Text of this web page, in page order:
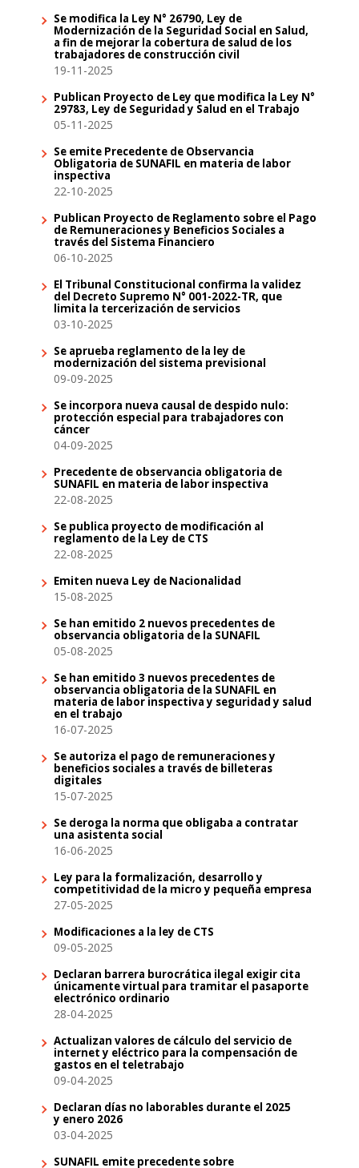
Se modifica la Ley N° 26790, Ley de
Modernización de la Seguridad Social en Salud,
a fin de mejorar la cobertura de salud de los
trabajadores de construcción civil
19-11-2025
Publican Proyecto de Ley que modifica la Ley N°
29783, Ley de Seguridad y Salud en el Trabajo
05-11-2025
Se emite Precedente de Observancia
Obligatoria de SUNAFIL en materia de labor
inspectiva
22-10-2025
Publican Proyecto de Reglamento sobre el Pago
de Remuneraciones y Beneficios Sociales a
través del Sistema Financiero
06-10-2025
El Tribunal Constitucional confirma la validez
del Decreto Supremo N° 001-2022-TR, que
limita la tercerización de servicios
03-10-2025
Se aprueba reglamento de la ley de
modernización del sistema previsional
09-09-2025
Se incorpora nueva causal de despido nulo:
protección especial para trabajadores con
cáncer
04-09-2025
Precedente de observancia obligatoria de
SUNAFIL en materia de labor inspectiva
22-08-2025
Se publica proyecto de modificación al
reglamento de la Ley de CTS
22-08-2025
Emiten nueva Ley de Nacionalidad
15-08-2025
Se han emitido 2 nuevos precedentes de
observancia obligatoria de la SUNAFIL
05-08-2025
Se han emitido 3 nuevos precedentes de
observancia obligatoria de la SUNAFIL en
materia de labor inspectiva y seguridad y salud
en el trabajo
16-07-2025
Se autoriza el pago de remuneraciones y
beneficios sociales a través de billeteras
digitales
15-07-2025
Se deroga la norma que obligaba a contratar
una asistenta social
16-06-2025
Ley para la formalización, desarrollo y
competitividad de la micro y pequeña empresa
27-05-2025
Modificaciones a la ley de CTS
09-05-2025
Declaran barrera burocrática ilegal exigir cita
únicamente virtual para tramitar el pasaporte
electrónico ordinario
28-04-2025
Actualizan valores de cálculo del servicio de
internet y eléctrico para la compensación de
gastos en el teletrabajo
09-04-2025
Declaran días no laborables durante el 2025
y enero 2026
03-04-2025
SUNAFIL emite precedente sobre